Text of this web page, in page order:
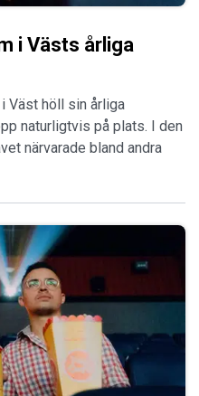
i Västs årliga
Väst höll sin årliga
naturligtvis på plats. I den
närvarade bland andra